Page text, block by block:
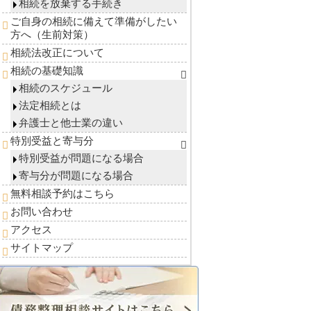
相続を放棄する手続き
ご自身の相続に備えて準備がしたい
方へ（生前対策）
相続法改正について
相続の基礎知識
相続のスケジュール
法定相続とは
弁護士と他士業の違い
特別受益と寄与分
特別受益が問題になる場合
寄与分が問題になる場合
無料相談予約はこちら
お問い合わせ
アクセス
サイトマップ